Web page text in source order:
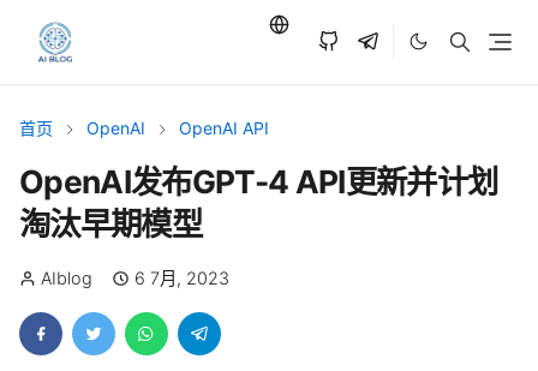
首页 OpenAI OpenAI API
OpenAI发布GPT-4 API更新并计划
淘汰早期模型
AIblog 6 7月, 2023